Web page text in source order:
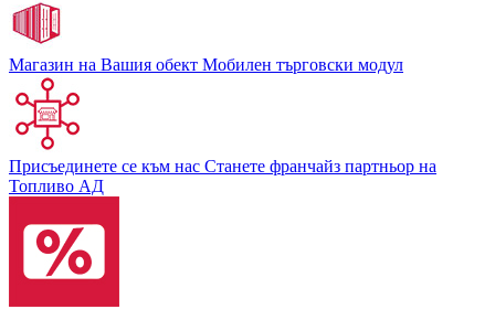
Магазин на Вашия обект Мобилен търговски модул
Присъединете се към нас Станете франчайз партньор на
Топливо АД